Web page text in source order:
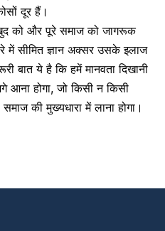
दूर हैं।
को और पूरे समाज को जागरूक
में सीमित ज्ञान अक्सर उसके इलाज
बात ये है कि हमें मानवता दिखानी
आना होगा, जो किसी न किसी
की मुख्यधारा में लाना होगा।